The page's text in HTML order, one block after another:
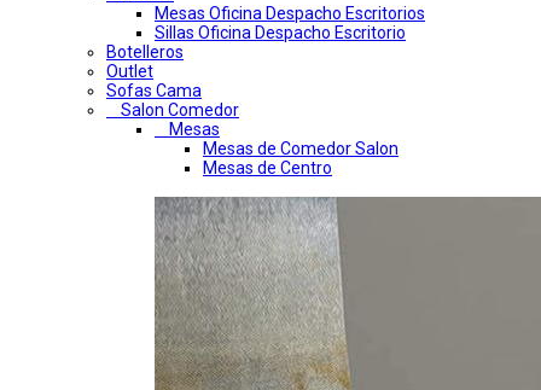
Mesas Oficina Despacho Escritorios
Sillas Oficina Despacho Escritorio
Botelleros
Outlet
Sofas Cama
Salon Comedor
Mesas
Mesas de Comedor Salon
Mesas de Centro